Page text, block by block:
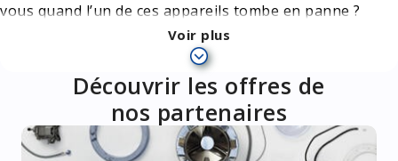
vous quand l’un de ces appareils tombe en panne ?
Deux options s’offrent généralement à vous :
Soit jeter votre appareil et en acheter un
nouveau
Ou alors le faire réparer
Voir plus
Découvrir les offres de
nos partenaires